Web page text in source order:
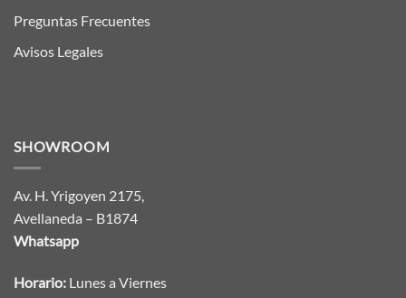
Preguntas Frecuentes
Avisos Legales
SHOWROOM
Av. H. Yrigoyen 2175,
Avellaneda – B1874
Whatsapp
Horario: Lunes a Viernes